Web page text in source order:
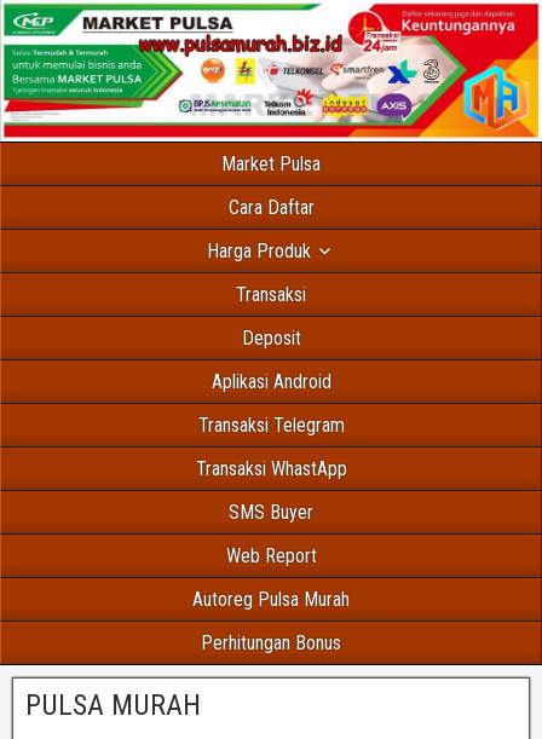
Market Pulsa
Cara Daftar
Harga Produk
Transaksi
Deposit
Aplikasi Android
Transaksi Telegram
Transaksi WhastApp
SMS Buyer
Web Report
Autoreg Pulsa Murah
Perhitungan Bonus
PULSA MURAH